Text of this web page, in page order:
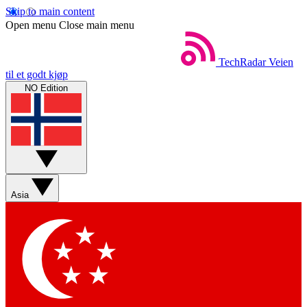
Skip to main content
Open menu Close main menu
TechRadar Veien
til et godt kjøp
NO Edition
Asia